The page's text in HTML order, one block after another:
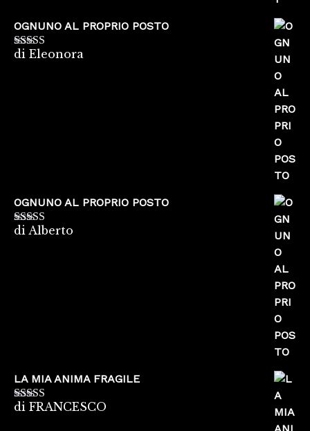
OGNUNO AL PROPRIO POSTO
Valutato5su
di Eleonora
OGNUNO AL PROPRIO POSTO
Valutato5su
di Alberto
LA MIA ANIMA FRAGILE
Valutato5su
di FRANCESCO